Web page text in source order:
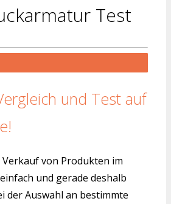
Test
und Test auf
von Produkten im
und gerade deshalb
der Auswahl an bestimmte